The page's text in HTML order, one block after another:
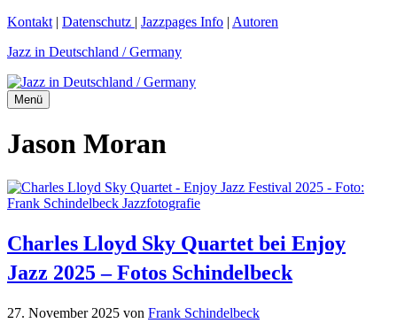
Zum
springen
Kontakt | Datenschutz | Jazzpages Info | Autoren
Jazz in Deutschland / Germany
Menü
Jason Moran
Charles Lloyd Sky Quartet bei Enjoy
Jazz 2025 – Fotos Schindelbeck
27. November 2025 von Frank Schindelbeck